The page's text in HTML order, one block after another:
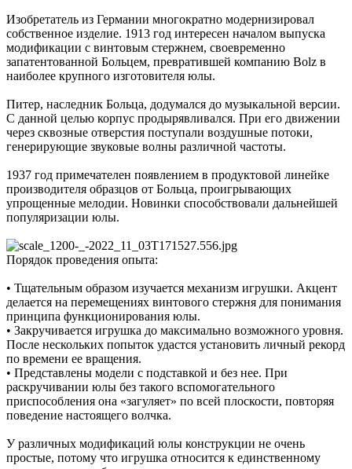
Изобретатель из Германии многократно модернизировал
собственное изделие. 1913 год интересен началом выпуска
модификации с винтовым стержнем, своевременно
запатентованной Больцем, превратившей компанию Bolz в
наиболее крупного изготовителя юлы.
Питер, наследник Больца, додумался до музыкальной версии.
С данной целью корпус продырявливался. При его движении
через сквозные отверстия поступали воздушные потоки,
генерирующие звуковые волны различной частоты.
1937 год примечателен появлением в продуктовой линейке
производителя образцов от Больца, проигрывающих
упрощенные мелодии. Новинки способствовали дальнейшей
популяризации юлы.
Порядок проведения опыта:
• Тщательным образом изучается механизм игрушки. Акцент
делается на перемещениях винтового стержня для понимания
принципа функционирования юлы.
• Закручивается игрушка до максимально возможного уровня.
После нескольких попыток удастся установить личный рекорд
по времени ее вращения.
• Представлены модели с подставкой и без нее. При
раскручивании юлы без такого вспомогательного
приспособления она «загуляет» по всей плоскости, повторяя
поведение настоящего волчка.
У различных модификаций юлы конструкции не очень
простые, потому что игрушка относится к единственному